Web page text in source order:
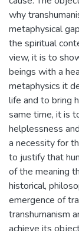
why
metaphysical
the spiritual
view, it is to
beings with a
metaphysics it
life and to bring
same time, it is
helplessness
a necessity for
to justify that
of the meaning
historical,
emergence of
transhumanism